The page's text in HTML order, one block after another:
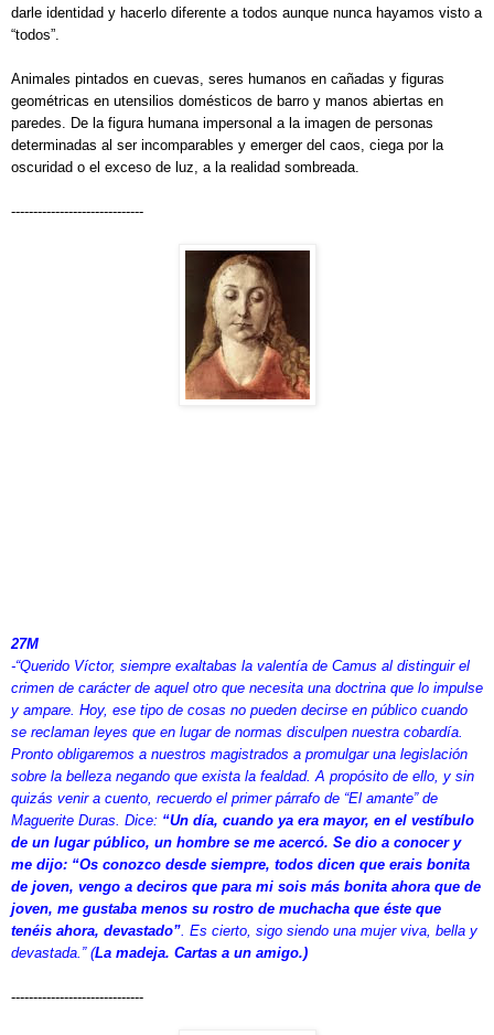
darle identidad y hacerlo diferente a todos aunque nunca hayamos visto a
“todos”.
Animales pintados en cuevas, seres humanos en cañadas y figuras
geométricas en utensilios domésticos de barro y manos abiertas en
paredes. De la figura humana impersonal a la imagen de personas
determinadas al ser incomparables y emerger del caos, ciega por la
oscuridad o el exceso de luz, a la realidad sombreada.
------------------------------
27M
-“Querido Víctor, siempre exaltabas la valentía de Camus al distinguir el
crimen de carácter de aquel otro que necesita una doctrina que lo impulse
y ampare. Hoy, ese tipo de cosas no pueden decirse en público cuando
se reclaman leyes que en lugar de normas disculpen nuestra cobardía.
Pronto obligaremos a nuestros magistrados a promulgar una legislación
sobre la belleza negando que exista la fealdad. A propósito de ello, y sin
quizás venir a cuento, recuerdo el primer párrafo de “El amante” de
Maguerite Duras. Dice: “Un día, cuando ya era mayor, en el vestíbulo
de un lugar público, un hombre se me acercó. Se dio a conocer y
me dijo: “Os conozco desde siempre, todos dicen que erais bonita
de joven, vengo a deciros que para mi sois más bonita ahora que de
joven, me gustaba menos su rostro de muchacha que éste que
tenéis ahora, devastado” . Es cierto, sigo siendo una mujer viva, bella y
devastada.” (La madeja. Cartas a un amigo.)
------------------------------